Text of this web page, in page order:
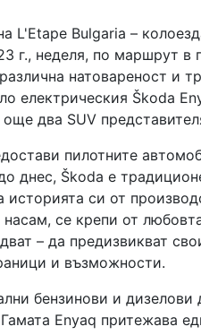
L'Etape Bulgaria –
г., неделя, по маршрут в
натовареност и
електрическия Škoda
два SUV
пилотните
днес, Škoda е
си от
насам, се крепи от
– да предизвикват
и възможности.
бензинови и дизелови
Enyaq притежава